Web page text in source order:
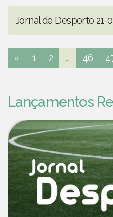
Jornal de Desporto 21-
« 1 2 ... 46
Lançamentos